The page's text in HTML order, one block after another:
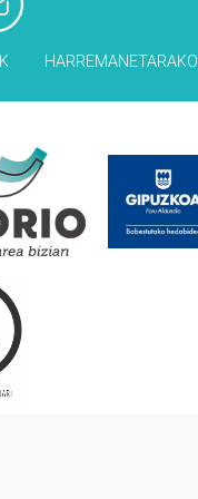
HARREMANETARAKO